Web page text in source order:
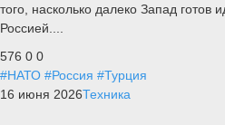
того, насколько далеко Запад готов
Россией....
576 0 0
#НАТО #Россия #Турция
16 июня 2026Техника